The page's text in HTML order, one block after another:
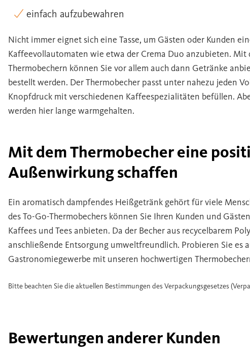
einfach aufzubewahren
Nicht immer eignet sich eine Tasse, um Gästen oder Kunden
Kaffeevollautomaten wie etwa der Crema Duo anzubieten.
Thermobechern können Sie vor allem auch dann Getränke
bestellt werden. Der Thermobecher passt unter nahezu jeden
Knopfdruck mit verschiedenen Kaffeespezialitäten befüllen.
werden hier lange warmgehalten.
Mit dem Thermobecher eine
Außenwirkung schaffen
Ein aromatisch dampfendes Heißgetränk gehört für viele
des To-Go-Thermobechers können Sie Ihren Kunden und
Kaffees und Tees anbieten. Da der Becher aus recycelbarem
anschließende Entsorgung umweltfreundlich. Probieren Sie es
Gastronomiegewerbe mit unseren hochwertigen
Bitte beachten Sie die aktuellen Bestimmungen des Verpackungsgesetzes
Bewertungen anderer Kunden